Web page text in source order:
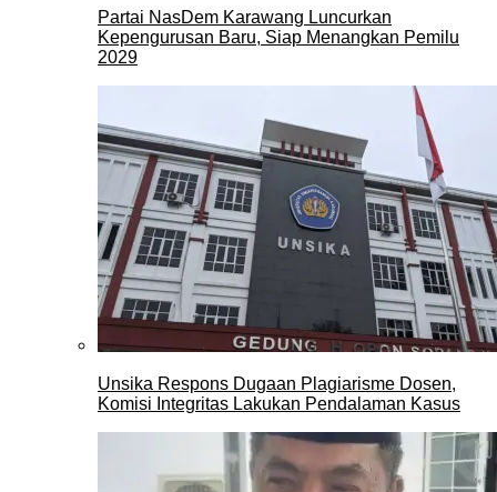
Partai NasDem Karawang Luncurkan
Kepengurusan Baru, Siap Menangkan Pemilu
2029
Unsika Respons Dugaan Plagiarisme Dosen,
Komisi Integritas Lakukan Pendalaman Kasus